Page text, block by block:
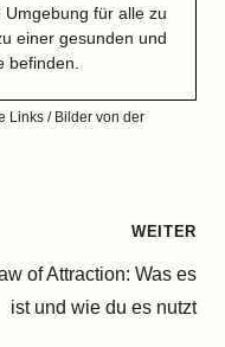
für alle zu
einer gesunden und
befinden.
Links / Bilder von der
WEITER
of Attraction: Was es
ist und wie du es nutzt